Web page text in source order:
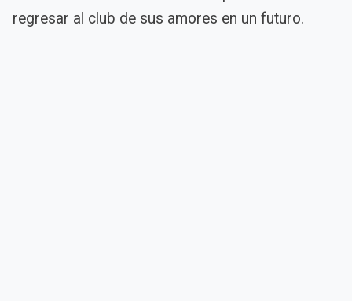
regresar al club de sus amores en un futuro.